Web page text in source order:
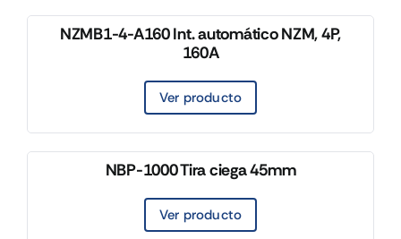
NZMB1-4-A160 Int. automático NZM, 4P,
160A
Ver producto
NBP-1000 Tira ciega 45mm
Ver producto